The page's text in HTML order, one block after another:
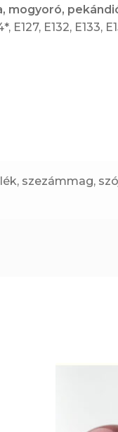
mogyoró,
E132, E133,
szezámmag,